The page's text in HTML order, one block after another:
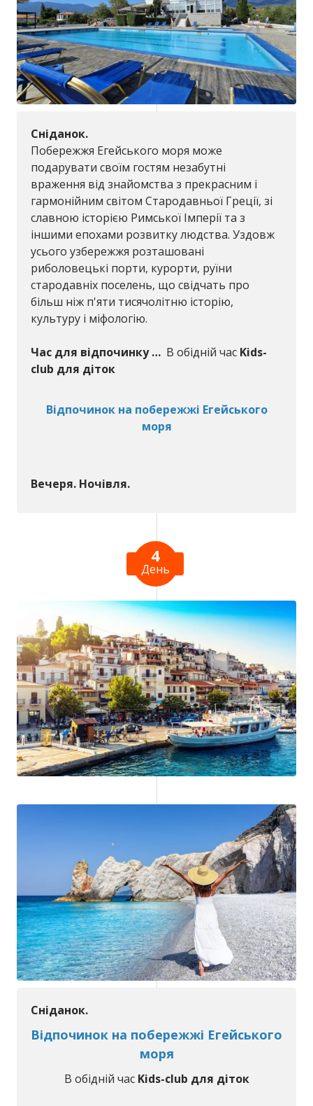
Сніданок.
Побережжя Егейського моря може
подарувати своїм гостям незабутні
враження від знайомства з прекрасним і
гармонійним світом Стародавньої Греції, зі
славною історією Римської Імперії та з
іншими епохами розвитку людства. Уздовж
усього узбережжя розташовані
риболовецькі порти, курорти, руїни
стародавніх поселень, що свідчать про
більш ніж п'яти тисячолітню історію,
культуру і міфологію.
Час для відпочинку … В обідній час Kids-
club для діток
Відпочинок на побережжі Егейського
моря
Вечеря. Ночівля.
4
День
Сніданок.
Відпочинок на побережжі Егейського
моря
В обідній час Kids-club для діток